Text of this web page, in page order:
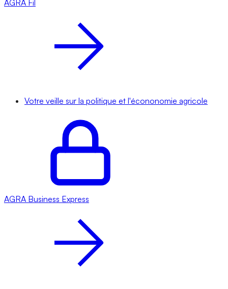
AGRA Fil
Votre veille sur la politique et l'écononomie agricole
AGRA Business Express